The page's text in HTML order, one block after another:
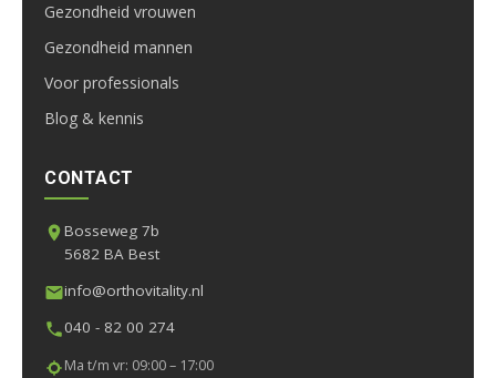
Gezondheid vrouwen
Gezondheid mannen
Voor professionals
Blog & kennis
CONTACT
Bosseweg 7b
5682 BA Best
info@orthovitality.nl
040 - 82 00 274
Ma t/m vr: 09:00 – 17:00